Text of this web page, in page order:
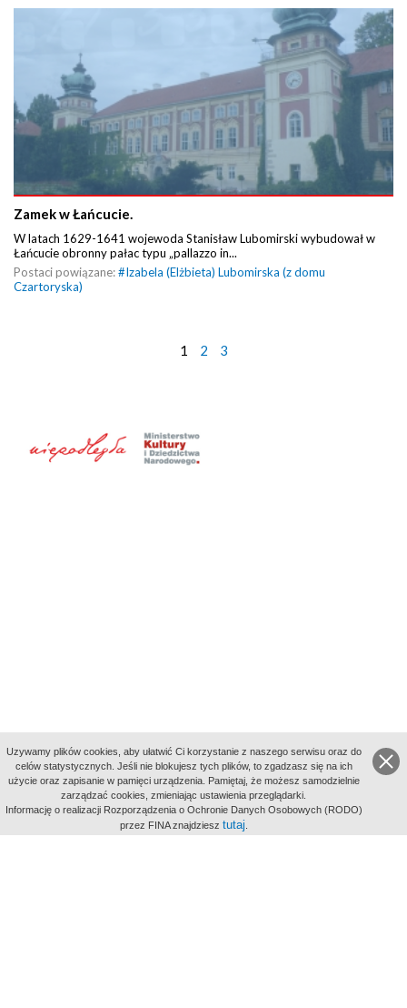
Zamek w Łańcucie.
W latach 1629-1641 wojewoda Stanisław Lubomirski wybudował w
Łańcucie obronny pałac typu „pallazzo in...
Postaci powiązane:#Izabela (Elżbieta) Lubomirska (z domu
Czartoryska)
1 2 3
aktywności
Uzywamy plików cookies, aby ułatwić Ci korzystanie z naszego serwisu oraz do
celów statystycznych. Jeśli nie blokujesz tych plików, to zgadzasz się na ich
użycie oraz zapisanie w pamięci urządzenia. Pamiętaj, że możesz samodzielnie
zarządzać cookies, zmieniając ustawienia przeglądarki.
Informację o realizacji Rozporządzenia o Ochronie Danych Osobowych (RODO)
przez FINA znajdziesz tutaj